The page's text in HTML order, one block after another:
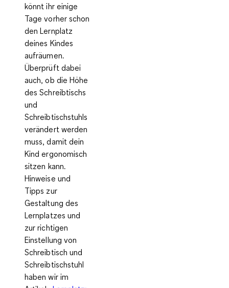
könnt ihr einige
Tage vorher schon
den Lernplatz
deines Kindes
aufräumen.
Überprüft dabei
auch, ob die Höhe
des Schreibtischs
und
Schreibtischstuhls
verändert werden
muss, damit dein
Kind ergonomisch
sitzen kann.
Hinweise und
Tipps zur
Gestaltung des
Lernplatzes und
zur richtigen
Einstellung von
Schreibtisch und
Schreibtischstuhl
haben wir im